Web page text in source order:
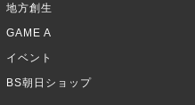
地方創生
GAME A
イベント
BS朝日ショップ